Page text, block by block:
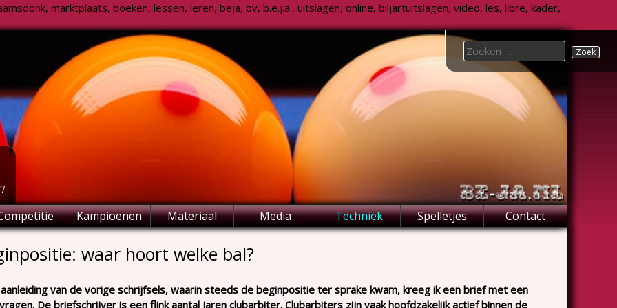
marktplaats, boeken, lessen, leren, beja, bv, b.e.j.a., uitslagen, online, biljartuitslagen, video, les, libre, kader,
Kampioenen Materiaal Media Techniek Spelletjes Contact
Search
for:
waar hoort welke bal?
van de vorige schrijfsels, waarin steeds de beginpositie ter sprake kwam, kreeg ik een brief met een
De briefschrijver is een flink aantal jaren clubarbiter. Clubarbiters zijn vaak hoofdzakelijk actief binnen de